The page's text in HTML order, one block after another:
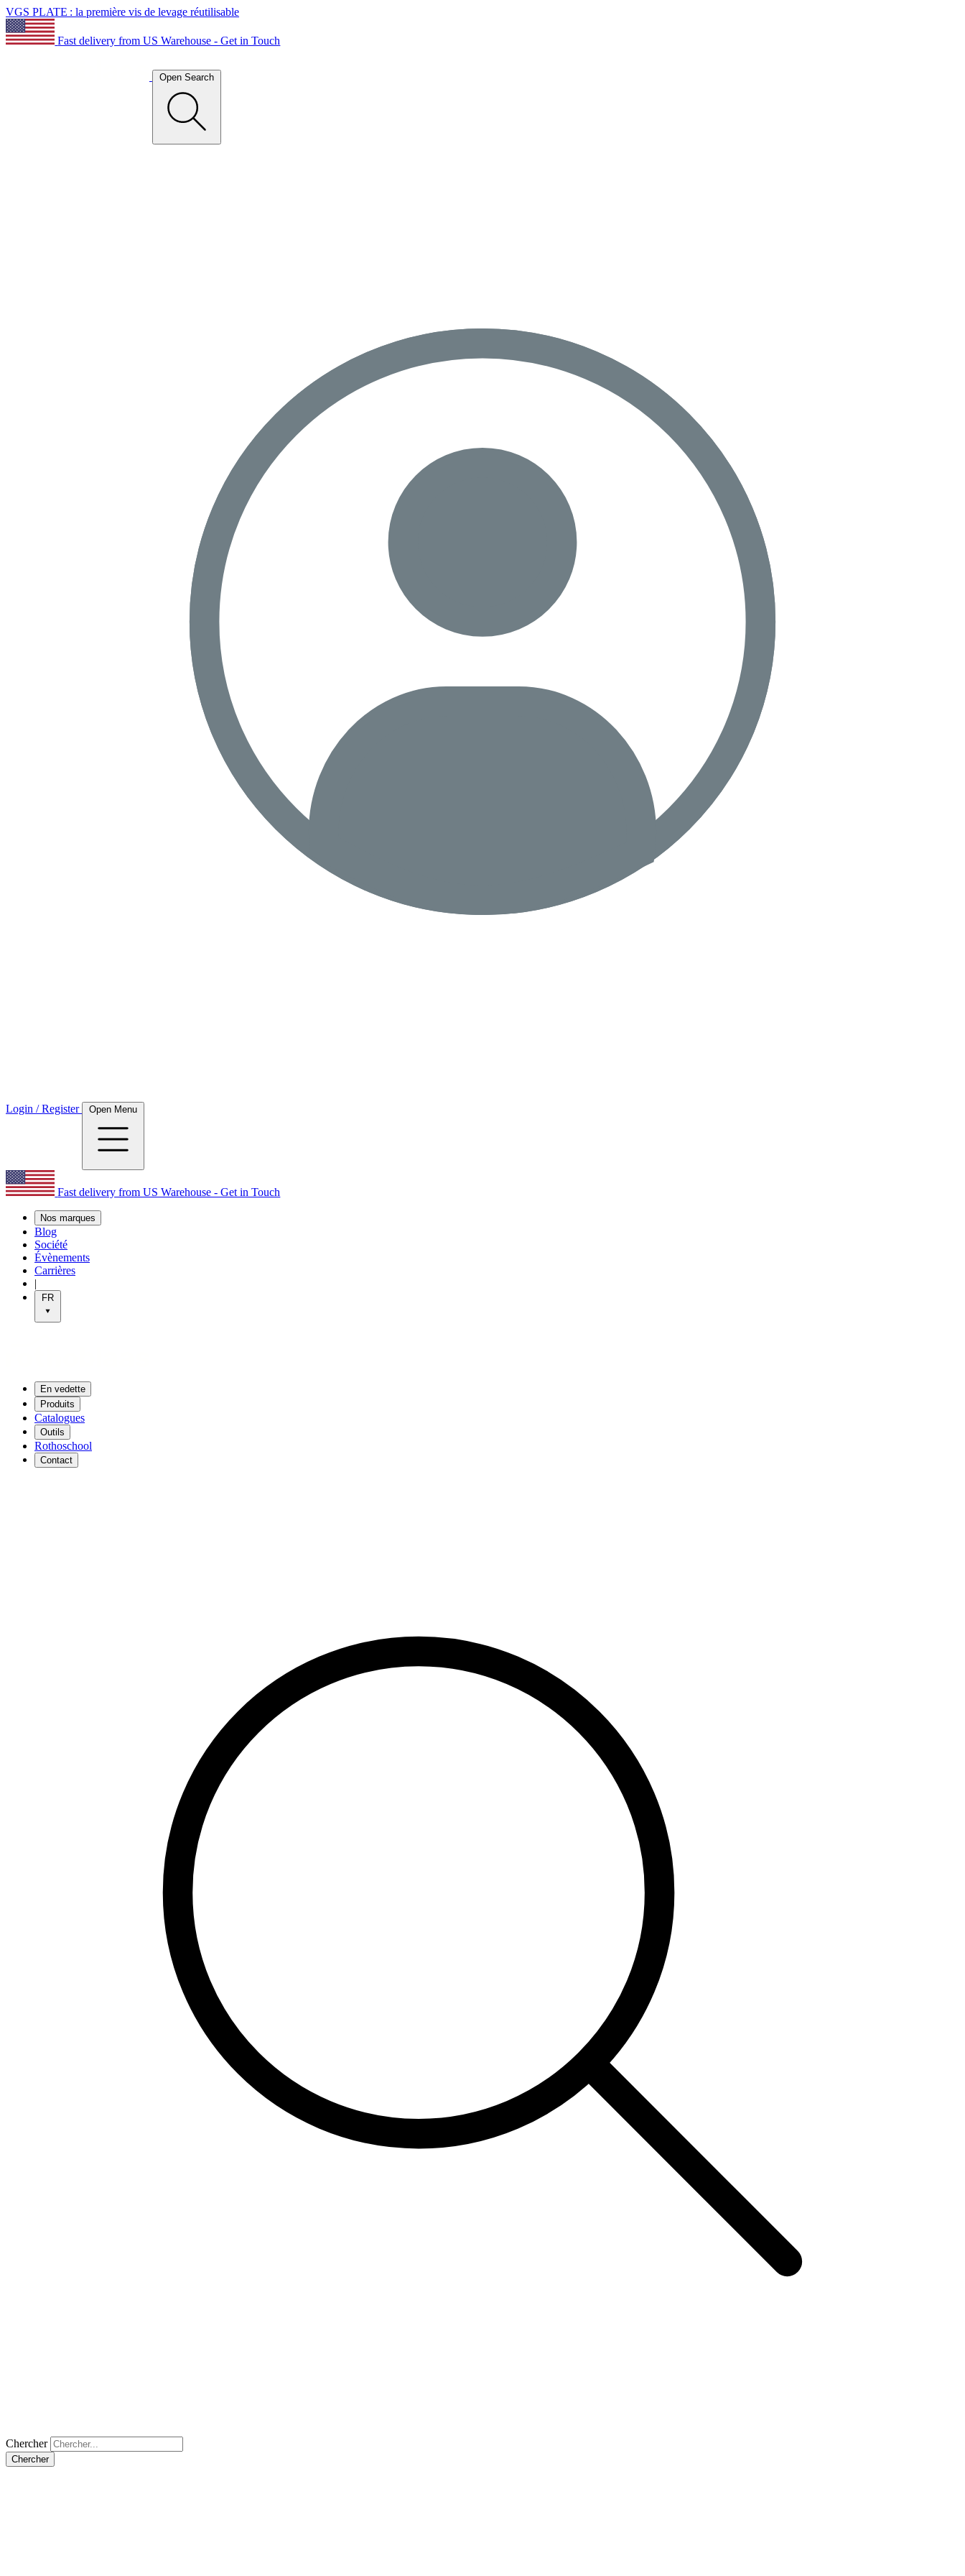
VGS PLATE : la première vis de levage réutilisable
Fast delivery from US Warehouse - Get in Touch
Open Search
Login / Register Open Menu
Fast delivery from US Warehouse - Get in Touch
Nos marques
Blog
Société
Évènements
Carrières
|
FR
En vedette
Produits
Catalogues
Outils
Rothoschool
Contact
Chercher
Chercher